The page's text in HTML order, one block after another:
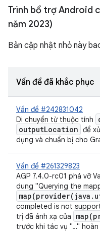
Trình bổ trợ Android
năm 2023)
Bản cập nhật nhỏ này
Vấn đề đã khắc phục
Vấn đề #242831042
Di chuyển từ thuộc tính
outputLocation để
dụng và chuẩn bị cho
Vấn đề #261329823
AGP 7.4.0-rc01 phá vỡ
dung "Querying the
completed is not
trị đã ánh xạ của
trước khi tác vụ "…"